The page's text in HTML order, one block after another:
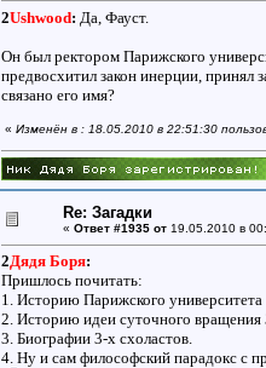
2Ushwood: Да, Фауст.
Он был ректором Парижского
предвосхитил закон инерции,
связано его имя?
« Изменён в : 18.05.2010 в 22:51:30
Re: Загадки
« Ответ #1935 от19.05.2010 в
2Дядя Боря:
Пришлось почитать:
1. Историю Парижского
2. Историю идеи суточного вращения
3. Биографии 3-х схоластов.
4. Ну и сам философский парадокс с